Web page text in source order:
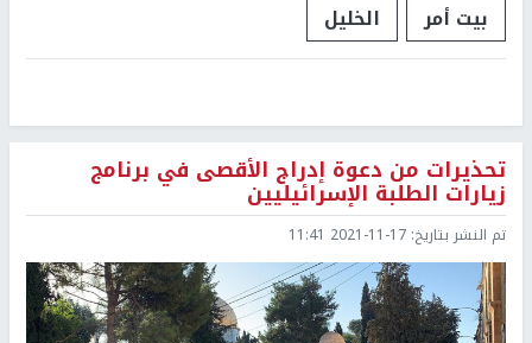
بيت أمر
الخليل
تحذيرات من دعوة إدراج الأقصى في برنامج
زيارات الطلبة الإسرائيليين
تم النشر بتاريخ: 2021-11-17 11:41